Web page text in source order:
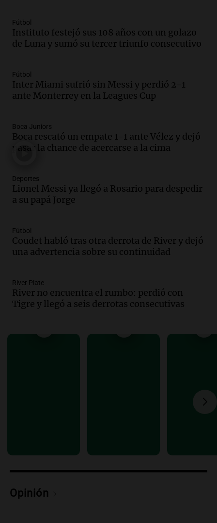
Audio.Joan Gaspart: "Sin Jorge, no sé si
Messi hubiera llegado adonde llegó"
Audio.El orgullo y el sueño argentino de
Jorge Messi en una entrevista con Rony
Episodios
Audio.El abuelo de Agostina Vega, tras
Una mañana para todos
Episodios
Audio.Una nutricionista derribó el mito
conviene priorizar
Una mañana para todos
Episodios
Episodios
contra el tiempo: necesita un trasplante
Una mañana para todos
Audio.
Fútbol
Instituto festejó sus 108 años con un golazo
de Luna y sumó su tercer triunfo consecutivo
Fútbol
Inter Miami sufrió sin Messi y perdió 2-1
ante Monterrey en la Leagues Cup
Boca Juniors
Boca rescató un empate 1-1 ante Vélez y dejó
pasar la chance de acercarse a la cima
Deportes
Lionel Messi ya llegó a Rosario para despedir
a su papá Jorge
Fútbol
Coudet habló tras otra derrota de River y dejó
una advertencia sobre su continuidad
River Plate
River no encuentra el rumbo: perdió con
Tigre y llegó a seis derrotas consecutivas
Opinión